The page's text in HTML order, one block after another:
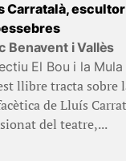
Carratalà,
Benavent i Vallès
El Bou i la Mula
llibre tracta sobre
de Lluís
del teatre,...